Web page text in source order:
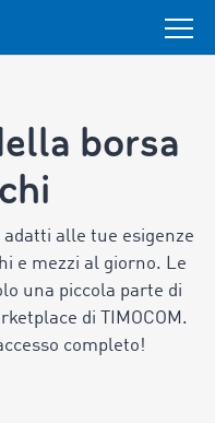
borsa
adatti alle tue esigenze
e mezzi al giorno. Le
una piccola parte di
di TIMOCOM.
completo!